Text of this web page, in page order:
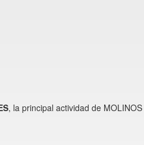
, la principal actividad de